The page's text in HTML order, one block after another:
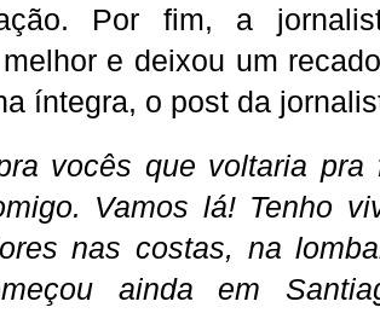
Por fim, a
e deixou um
íntegra, o post da
vocês que voltaria
Vamos lá! Tenho
nas costas, na
ainda em